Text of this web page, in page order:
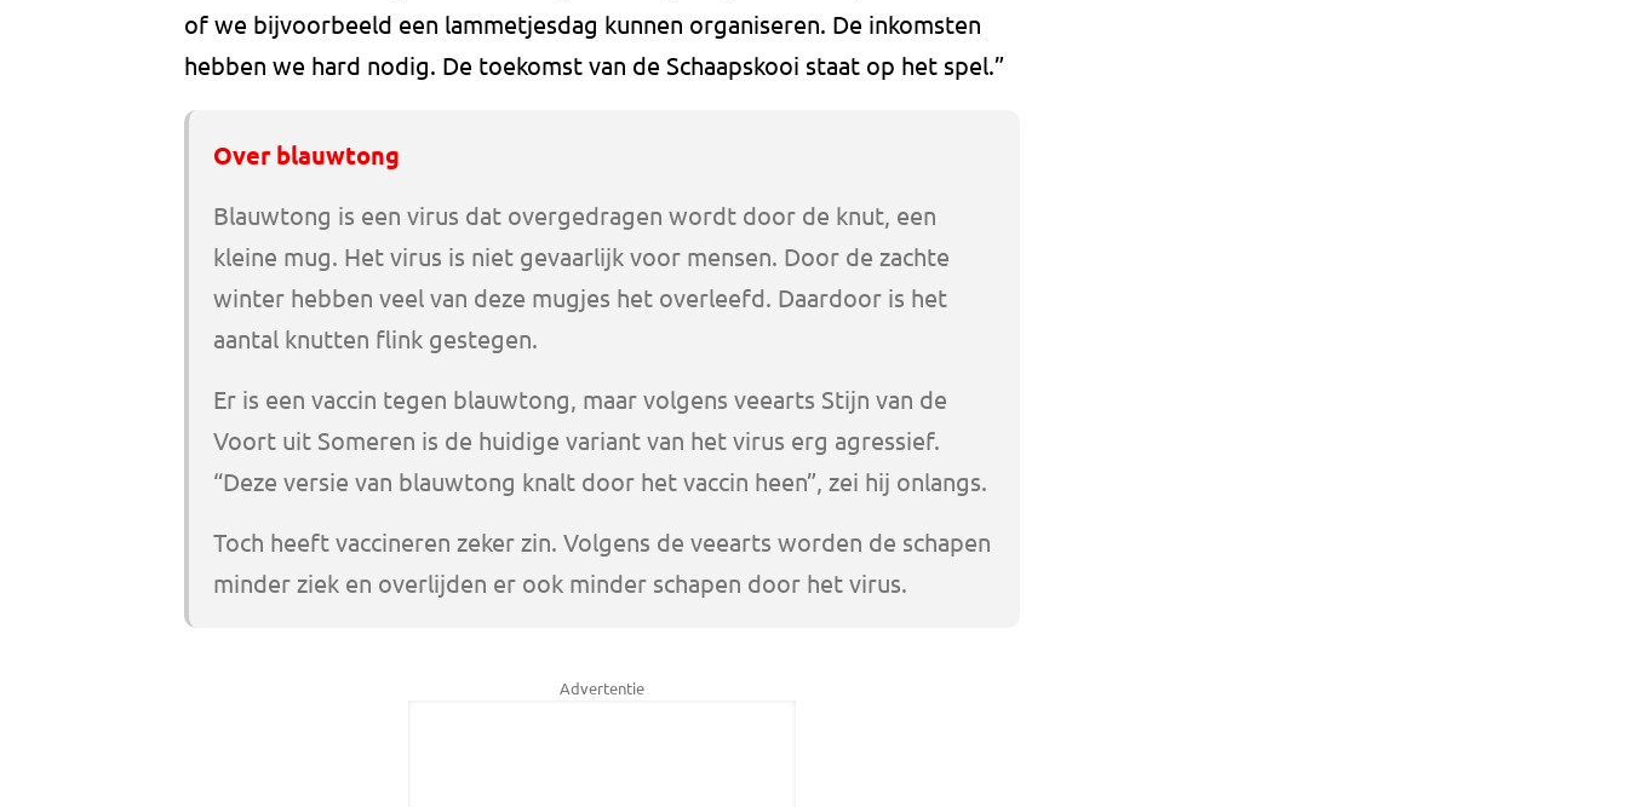
of we bijvoorbeeld een lammetjesdag kunnen organiseren. De inkomsten
hebben we hard nodig. De toekomst van de Schaapskooi staat op het spel.”
Over blauwtong
Blauwtong is een virus dat overgedragen wordt door de knut, een
kleine mug. Het virus is niet gevaarlijk voor mensen. Door de zachte
winter hebben veel van deze mugjes het overleefd. Daardoor is het
aantal knutten flink gestegen.
Er is een vaccin tegen blauwtong, maar volgens veearts Stijn van de
Voort uit Someren is de huidige variant van het virus erg agressief.
“Deze versie van blauwtong knalt door het vaccin heen”, zei hij onlangs.
Toch heeft vaccineren zeker zin. Volgens de veearts worden de schapen
minder ziek en overlijden er ook minder schapen door het virus.
Advertentie